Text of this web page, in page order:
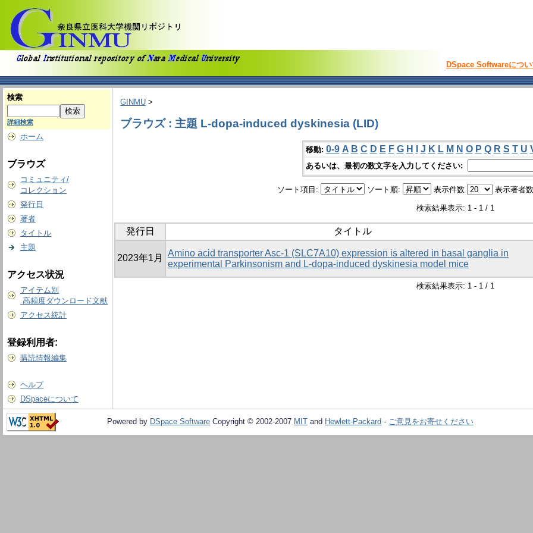
DSpace Softwareについ
検索
詳細検索
ホーム
ブラウズ
コミュニティ/
コレクション
発行日
著者
タイトル
主題
アクセス状況
アイテム別
高頻度ダウンロード文献
アクセス統計
登録利用者:
購読情報編集
ヘルプ
DSpaceについて
GINMU >
ブラウズ : 主題 L-dopa-induced dyskinesia (LID)
移動: 0-9 A B C D E F G H J K L M N O P Q R S T U
あるいは、最初の数文字を入力してください:
ソート項目: ソート順: 表示件数 表示著者
検索結果表示: 1 - 1 / 1
発行日 タイトル
2023年1月
Amino acid transporter Asc-1 (SLC7A10) expression is altered in basal ganglia in
experimental Parkinsonism and L-dopa-induced dyskinesia model mice
検索結果表示: 1 - 1 / 1
Powered by DSpace Software Copyright © 2002-2007 MIT and Hewlett-Packard - ご意見をお寄せください